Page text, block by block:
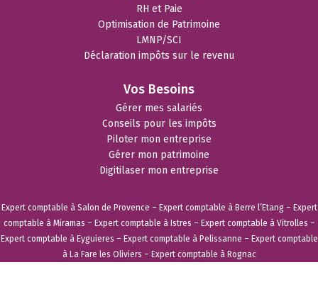
RH et Paie
Optimisation de Patrimoine
LMNP/SCI
Déclaration impôts sur le revenu
Vos Besoins
Gérer mes salariés
Conseils pour les impôts
Piloter mon entreprise
Gérer mon patrimoine
Digitilaser mon entreprise
Expert comptable à Salon de Provence – Expert comptable à Berre l’Etang– Expert
comptable à Miramas – Expert comptable à Istres – Expert comptable à Vitrolles –
Expert comptable à Eyguieres – Expert comptable à Pelissanne – Expert comptable
à La Fare les Oliviers – Expert comptable à Rognac